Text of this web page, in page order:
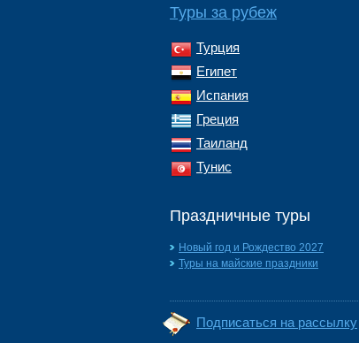
Туры за рубеж
Турция
Египет
Испания
Греция
Таиланд
Тунис
Праздничные туры
Новый год и Рождество 2027
Туры на майские праздники
Подписаться на рассылку